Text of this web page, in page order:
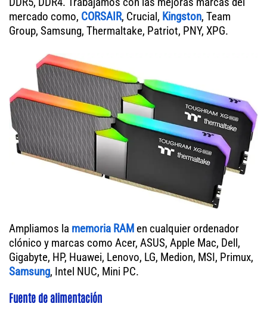
mercado como, CORSAIR, Crucial, Kingston, Team
Group, Samsung, Thermaltake, Patriot, PNY, XPG.
Ampliamos la memoria RAM en cualquier ordenador
clónico y marcas como Acer, ASUS, Apple Mac, Dell,
Gigabyte, HP, Huawei, Lenovo, LG, Medion, MSI, Primux,
Samsung, Intel NUC, Mini PC.
Fuente de alimentación